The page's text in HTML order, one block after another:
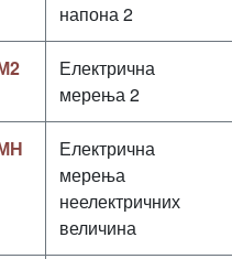
напона 2
Електрична
мерења 2
Електрична
мерења
неелектричних
величина